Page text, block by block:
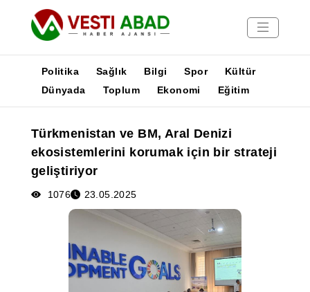
Yayınlar
Medya
Poster
Politika Sağlık Bilgi Spor
Kültür
Dünyada
Toplum Ekonomi Eğitim
Türkmenistan ve BM, Aral Denizi
ekosistemlerini korumak için bir strateji
geliştiriyor
1076 23.05.2025